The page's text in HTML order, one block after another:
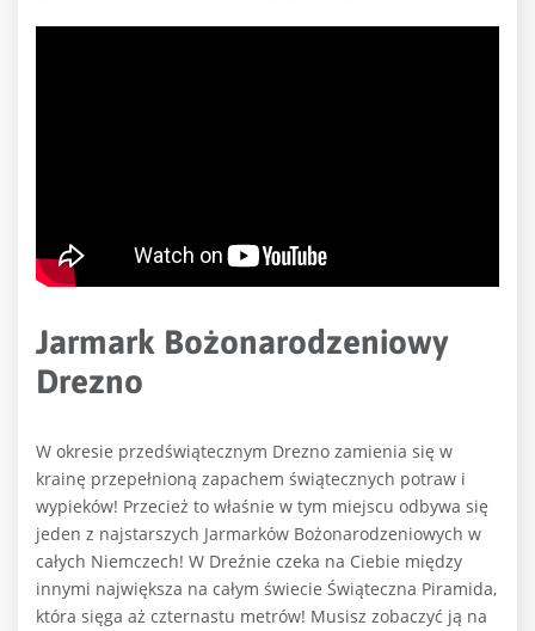
Jarmark Bożonarodzeniowy
Drezno
W okresie przedświątecznym Drezno zamienia się w
krainę przepełnioną zapachem świątecznych potraw i
wypieków! Przecież to właśnie w tym miejscu odbywa się
jeden z najstarszych Jarmarków Bożonarodzeniowych w
całych Niemczech! W Dreźnie czeka na Ciebie między
innymi największa na całym świecie Świąteczna Piramida,
która sięga aż czternastu metrów! Musisz zobaczyć ją na